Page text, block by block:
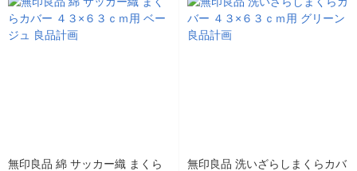
無印良品 綿 サッカー織 まくら
無印良品 洗いざらしまくらカバ